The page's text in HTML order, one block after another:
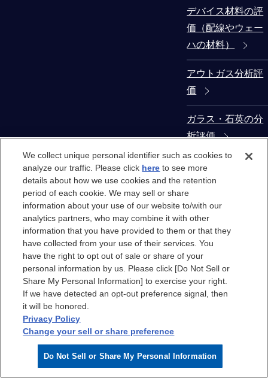
デバイス材料の評
価（配線やウェー
ハの材料）
アウトガス分析評
価
ガラス・石英の分
析評価
コンタミネーショ
ン・異物解析
製造装置部材から
の抽出物・溶出物
評価
クリーンルーム
クリーンルームエ
アのケミカル汚染
We collect unique personal identifier such as cookies to
analyze our traffic. Please click here to see more
details about how we use cookies and the retention
period of each cookie. We may sell or share
information about your use of our website to/with our
analytics partners, who may combine it with other
information that you have provided to them or that they
have collected from your use of their services. You
have the right to opt out of sale or share of your
personal information by us. Please click [Do Not Sell or
Share My Personal Information] to exercise your right.
If we have detected an opt-out preference signal, then
it will be honored.
Privacy Policy
Change your sell or share preference
Do Not Sell or Share My Personal Information